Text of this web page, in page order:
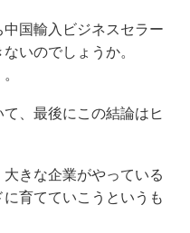
国輸入ビジネスセラー
いのでしょうか。
、最後にこの結論はヒ
きな企業がやっている
育てていこうというも